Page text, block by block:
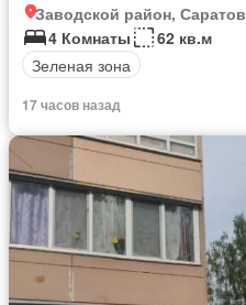
Заводской район, Саратов
4 Комнаты
62 кв.м
Зеленая зона
17 часов назад